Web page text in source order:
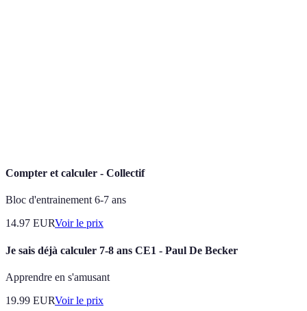
Compter et calculer - Collectif
Bloc d'entrainement 6-7 ans
14.97 EURVoir le prix
Je sais déjà calculer 7-8 ans CE1 - Paul De Becker
Apprendre en s'amusant
19.99 EURVoir le prix